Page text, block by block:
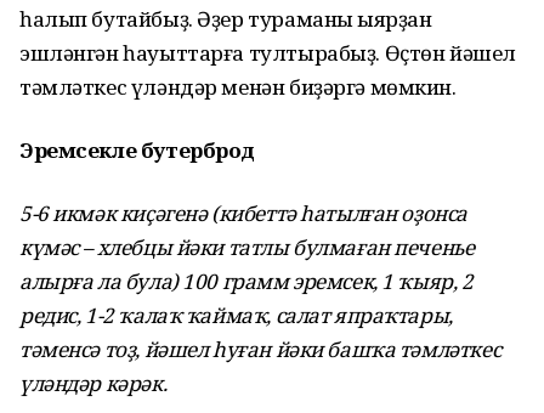
һалып бутайбыҙ. Әҙер тураманы ҡыярҙан
эшләнгән һауыттарға тултырабыҙ. Өҫтөн йәшел
тәмләткес үләндәр менән биҙәргә мөмкин.
Эремсекле бутерброд
5-6 икмәк киҫәгенә (кибеттә һатылған оҙонса
күмәс – хлебцы йәки татлы булмаған печенье
алырға ла була) 100 грамм эремсек, 1 ҡыяр, 2
редис, 1-2 ҡалаҡ ҡаймаҡ, салат япраҡтары,
тәменсә тоҙ, йәшел һуған йәки башҡа тәмләткес
үләндәр кәрәк.